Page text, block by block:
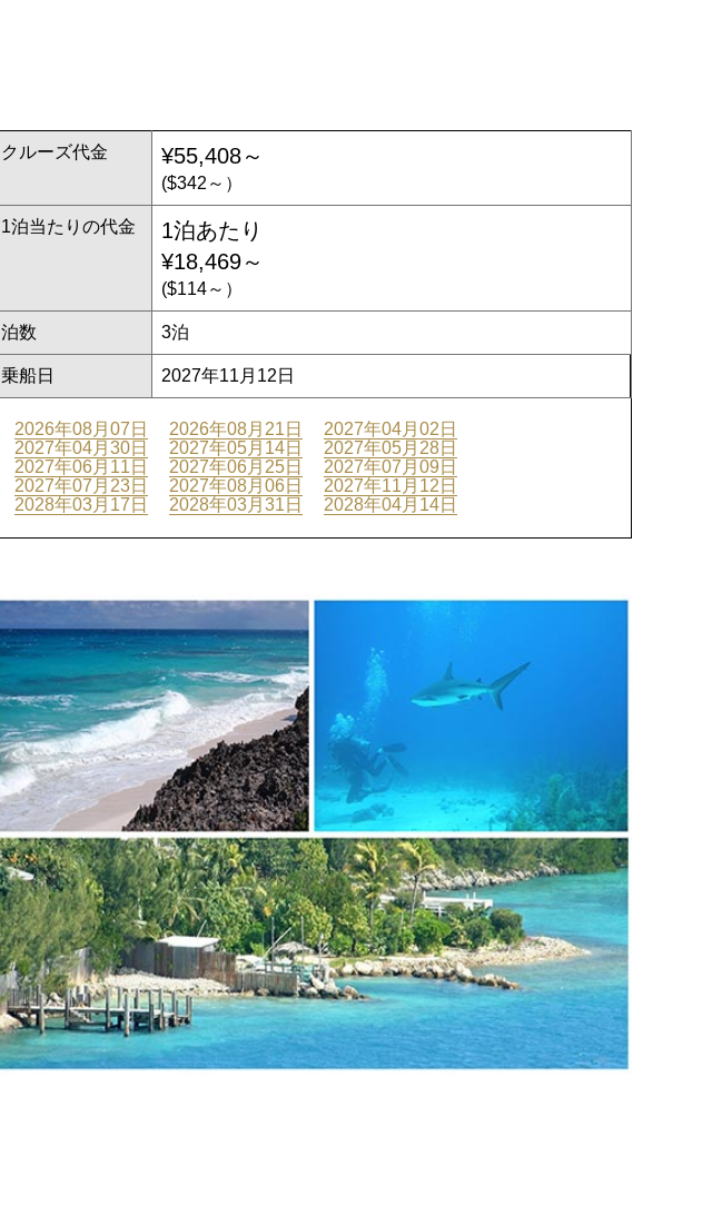
クルーズ代金 ¥55,408～
($342～）
1泊当たりの代金
1泊あたり
¥18,469～
($114～）
泊数 3泊
乗船日 2027年11月12日
2026年08月07日 2026年08月21日
2027年04月02日
2027年04月30日
2027年05月14日
2027年05月28日
2027年06月11日
2027年06月25日
2027年07月09日
2027年07月23日
2027年08月06日
2027年11月12日
2028年03月17日
2028年03月31日 2028年04月14日